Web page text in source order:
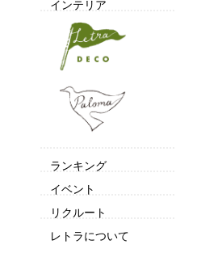
インテリア
ランキング
イベント
リクルート
レトラについて